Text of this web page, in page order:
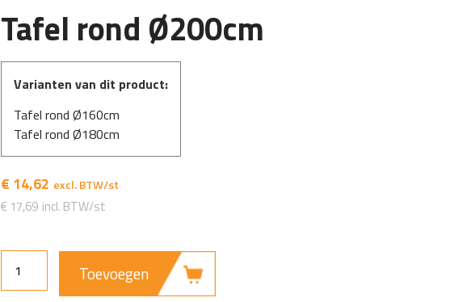
Tafel rond Ø200cm
Varianten van dit product:
Tafel rond Ø160cm
Tafel rond Ø180cm
€ 14,62
€ 17,69
Toevoegen